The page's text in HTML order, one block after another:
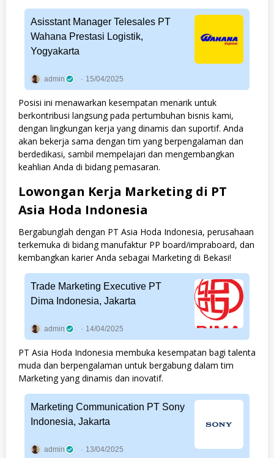
Asisstant Manager Telesales PT
Wahana Prestasi Logistik,
Yogyakarta
admin 15/04/2025
Posisi ini menawarkan kesempatan menarik untuk
berkontribusi langsung pada pertumbuhan bisnis kami,
dengan lingkungan kerja yang dinamis dan suportif. Anda
akan bekerja sama dengan tim yang berpengalaman dan
berdedikasi, sambil mempelajari dan mengembangkan
keahlian Anda di bidang pemasaran.
Lowongan Kerja Marketing di PT
Asia Hoda Indonesia
Bergabunglah dengan PT Asia Hoda Indonesia, perusahaan
terkemuka di bidang manufaktur PP board/impraboard, dan
kembangkan karier Anda sebagai Marketing di Bekasi!
Trade Marketing Executive PT
Dima Indonesia, Jakarta
admin 14/04/2025
PT Asia Hoda Indonesia membuka kesempatan bagi talenta
muda dan berpengalaman untuk bergabung dalam tim
Marketing yang dinamis dan inovatif.
Marketing Communication PT Sony
Indonesia, Jakarta
admin 13/04/2025